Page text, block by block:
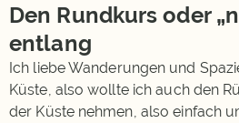
Den Rundkurs oder
entlang
Ich liebe Wanderungen und
Küste, also wollte ich auch den
der Küste nehmen, also einfach